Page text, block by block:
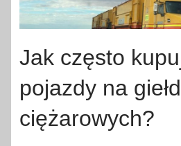
Jak często
pojazdy na
ciężarowych?